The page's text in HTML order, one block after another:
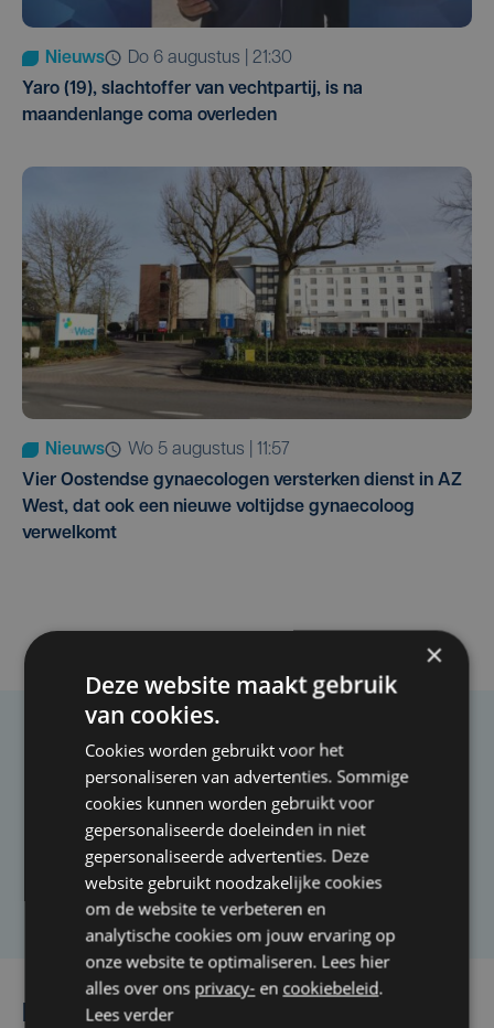
Nieuws
do 6 augustus | 21:30
Yaro (19), slachtoffer van vechtpartij, is na
maandenlange coma overleden
Nieuws
wo 5 augustus | 11:57
Vier Oostendse gynaecologen versterken dienst in AZ
West, dat ook een nieuwe voltijdse gynaecoloog
verwelkomt
Taalfout opgemerkt?
Heb je een taal- of schrijffout opgemerkt in dit
artikel?
Laat het ons weten
Lees ook
×
Deze website maakt gebruik
van cookies.
Cookies worden gebruikt voor het
personaliseren van advertenties. Sommige
cookies kunnen worden gebruikt voor
gepersonaliseerde doeleinden in niet
gepersonaliseerde advertenties. Deze
website gebruikt noodzakelijke cookies
om de website te verbeteren en
analytische cookies om jouw ervaring op
onze website te optimaliseren. Lees hier
alles over ons privacy- en cookiebeleid.
Lees verder